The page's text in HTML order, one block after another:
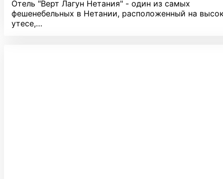
Отель "Верт Лагун Нетания" - один из самых
фешенебельных в Нетании, расположенный на
утесе,…